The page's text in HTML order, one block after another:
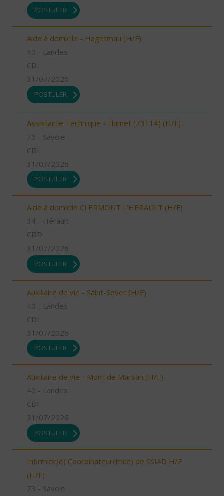
POSTULER
Aide à domicile - Hagetmau (H/F)
40 - Landes
CDI
31/07/2026
POSTULER
Assistante Technique - Flumet (73114) (H/F)
73 - Savoie
CDI
31/07/2026
POSTULER
Aide à domicile CLERMONT L'HERAULT (H/F)
34 - Hérault
CDD
31/07/2026
POSTULER
Auxiliaire de vie - Saint-Sever (H/F)
40 - Landes
CDI
31/07/2026
POSTULER
Auxiliaire de vie - Mont de Marsan (H/F)
40 - Landes
CDI
31/07/2026
POSTULER
Infirmier(e) Coordinateur(trice) de SSIAD H/F
(H/F)
73 - Savoie